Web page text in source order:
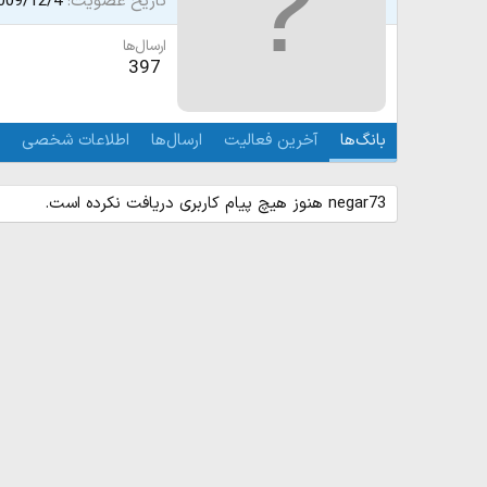
ارسال‌ها
397
بانگ‌ها آخرین فعالیت ارسال‌ها اطلاعات شخصی
negar73 هنوز هیچ پیام کاربری دریافت نکرده است.